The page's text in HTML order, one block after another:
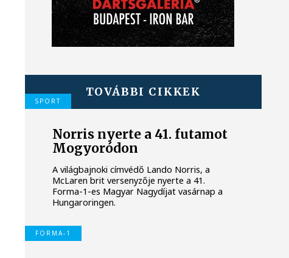
TOVÁBBI CIKKEK
SPORT
Norris nyerte a 41. futamot
Mogyoródon
A világbajnoki címvédő Lando Norris, a
McLaren brit versenyzője nyerte a 41.
Forma-1-es Magyar Nagydíjat vasárnap a
Hungaroringen.
FORMA-1